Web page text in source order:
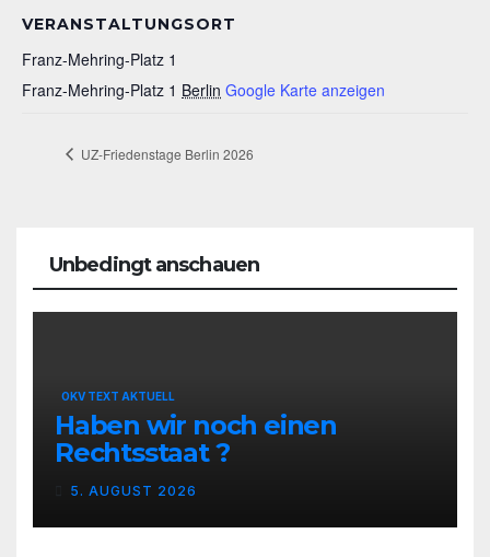
VERANSTALTUNGSORT
Franz-Mehring-Platz 1
Franz-Mehring-Platz 1 Berlin Google Karte anzeigen
UZ-Friedenstage Berlin 2026
Unbedingt anschauen
OKV TEXT AKTUELL
Haben wir noch einen
Rechtsstaat ?
5. AUGUST 2026